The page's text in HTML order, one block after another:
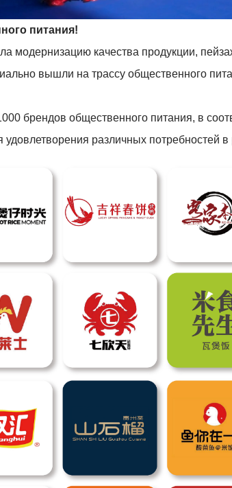
питания!
модернизацию качества продукции,
вышли на трассу общественного
брендов общественного питания, в
различных потребностей в